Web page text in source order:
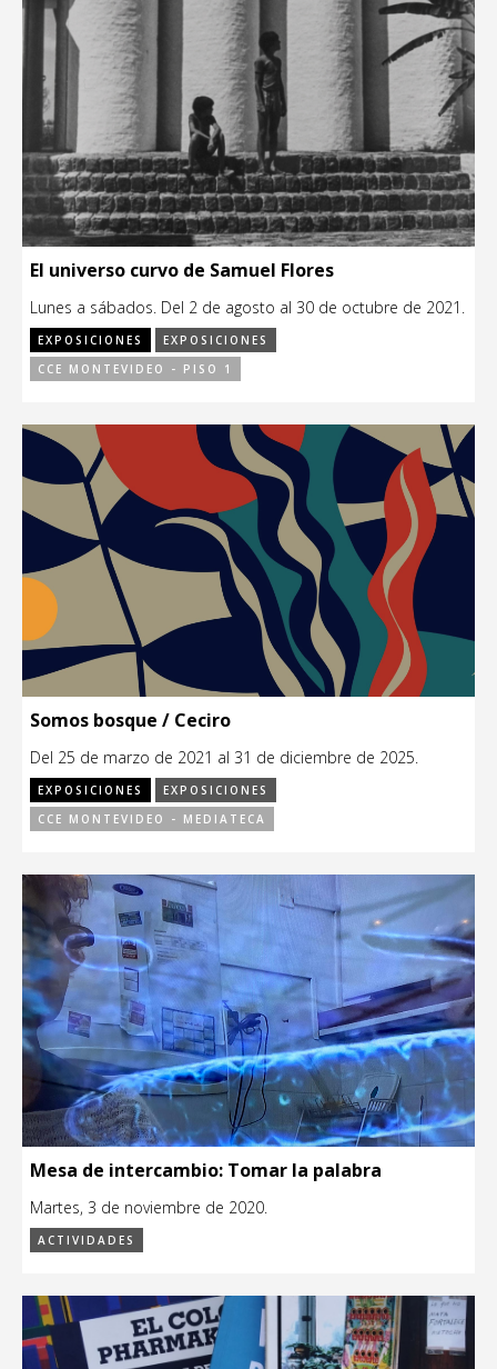
El universo curvo de Samuel Flores
Lunes a sábados. Del 2 de agosto al 30 de octubre de 2021.
EXPOSICIONES
EXPOSICIONES
CCE MONTEVIDEO - PISO 1
Somos bosque / Ceciro
Del 25 de marzo de 2021 al 31 de diciembre de 2025.
EXPOSICIONES
EXPOSICIONES
CCE MONTEVIDEO - MEDIATECA
Mesa de intercambio: Tomar la palabra
Martes, 3 de noviembre de 2020.
ACTIVIDADES